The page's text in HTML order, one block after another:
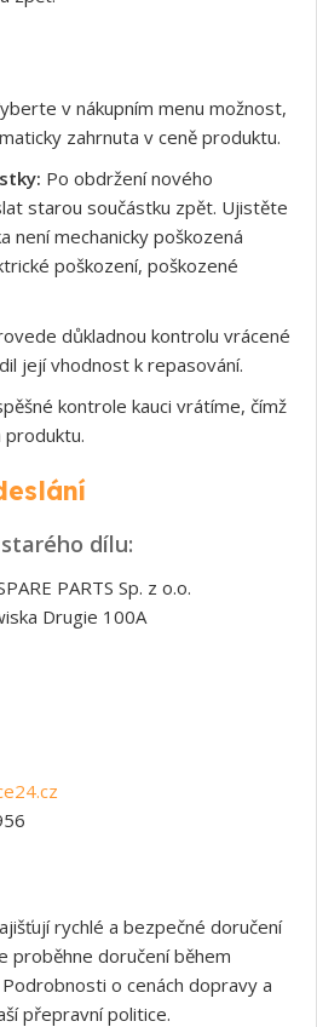
v nákupním menu možnost,
zahrnuta v ceně produktu.
Po obdržení nového
starou součástku zpět. Ujistěte
není mechanicky poškozená
poškození, poškozené
důkladnou kontrolu vrácené
její vhodnost k repasování.
kontrole kauci vrátíme, čímž
produktu.
dílu:
PARTS Sp. z o.o.
Drugie 100A
rychlé a bezpečné doručení
proběhne doručení během
o cenách dopravy a
přepravní politice.